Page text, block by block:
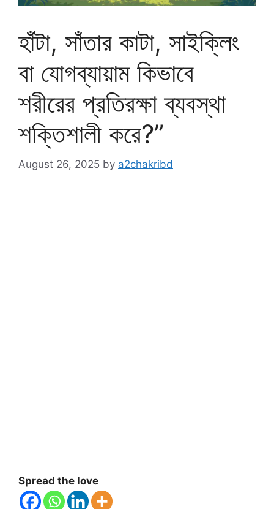
হাঁটা, সাঁতার কাটা, সাইক্লিং
বা যোগব্যায়াম কিভাবে
শরীরের প্রতিরক্ষা ব্যবস্থা
শক্তিশালী করে?”
August 26, 2025 by a2chakribd
Spread the love